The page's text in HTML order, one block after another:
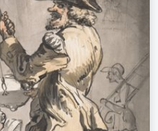
een boom.